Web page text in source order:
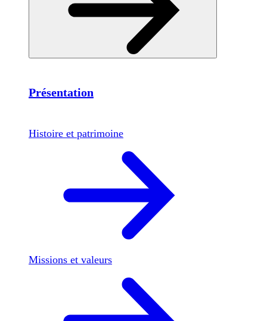
Présentation
Histoire et patrimoine
Missions et valeurs